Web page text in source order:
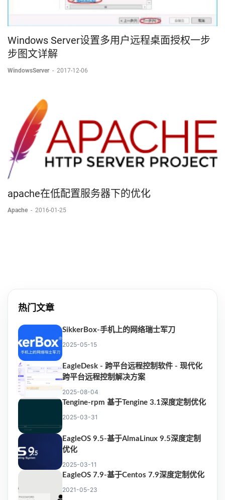
Windows Server设置多用户远程桌面授权一步
步图文详解
WindowsServer - 2017-12-06
apache在低配置服务器下的优化
Apache - 2016-01-25
热门文章
SikkerBox-手机上的网络瑞士军刀
2025-05-15
EagleDesk - 跨平台远程控制软件 - 现代化
跨平台远程控制解决方案
2025-08-04
Tengine-rpm 基于Tengine 3.1深度定制优化
2025-03-31
EagleOS 9.5-基于AlmaLinux 9.5深度定制
优化
2025-03-11
EagleOS 7.9-基于Centos 7.9深度定制优化
2021-05-23